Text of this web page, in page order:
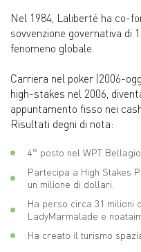
Nel 1984, Laliberté ha co-
sovvenzione governativa di
fenomeno globale.
Carriera nel poker (2006-
high-stakes nel 2006,
appuntamento fisso nei
Risultati degni di nota:
4° posto nel WPT
Partecipa a High Stakes
un milione di dollari.
Ha perso circa 31 milioni
LadyMarmalade e
Ha creato il turismo